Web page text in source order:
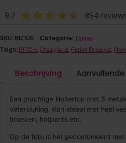
9.2 854
SKU: BIZ109 Categorie: Topjes
Tags: BITCH, Crazyland, Fetish Dreamz, I
Beschrijving
Een prachtige Haltertop met 3
vetersluiting. Kan ideaal met heel
broeken, hotpants etc.
Op de foto is het gecombineerd